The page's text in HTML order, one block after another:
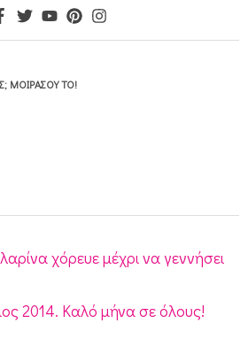
ΜΟΙΡΆΣΟΥ ΤΟ!
χόρευε μέχρι να γεννήσει
2014. Καλό μήνα σε όλους!